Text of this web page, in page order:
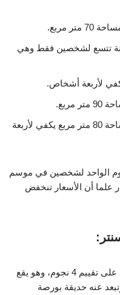
مربع.
تتسع لشخصين فقط وهي
جناح حصري مطل على المدينة بمساحة 80 متر مربع يكفي لأربعة
من 130 دولار لليوم الواحد لشخصين في موسم
علما أن الأسعار تنخفض
يعتبر الفندق من فنادق بورصة الحاصلة على تقييم 4 نجوم، وهو يقع
عنه حديقة بورصة